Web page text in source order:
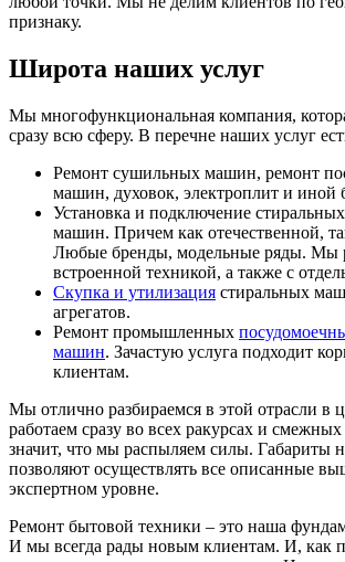
признаку.
Широта наших услуг
Мы многофункциональная компания,
сразу всю сферу. В перечне наших услуг
Ремонт сушильных машин, ремонт
машин, духовок, электроплит и иной
Установка и подключение
машин. Причем как отечественной,
Любые бренды, модельные ряды. Мы
встроенной техникой, а также с
Скупка и утилизация стиральных
агрегатов.
Ремонт промышленных
машин. Зачастую услуга подходит
клиентам.
Мы отлично разбираемся в этой отрасли в
работаем сразу во всех ракурсах и
значит, что мы распыляем силы. Габариты
позволяют осуществлять все описанные
экспертном уровне.
Ремонт бытовой техники – это наша
И мы всегда рады новым клиентам. И, как